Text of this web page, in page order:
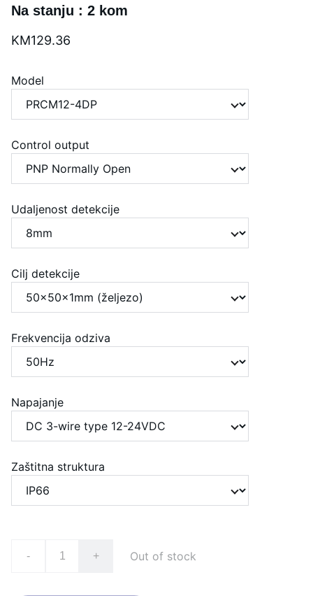
Na stanju : 2 kom
KM129.36
Model
Control output
Udaljenost detekcije
Cilj detekcije
Frekvencija odziva
Napajanje
Zaštitna struktura
- + Out of stock